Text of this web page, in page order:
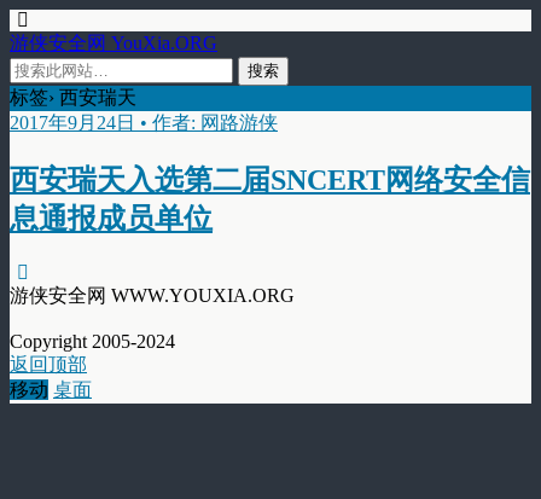
游侠安全网 YouXia.ORG
标签› 西安瑞天
2017年9月24日 • 作者: 网路游侠
西安瑞天入选第二届SNCERT网络安全信
息通报成员单位
游侠安全网 WWW.YOUXIA.ORG
Copyright 2005-2024
返回顶部
移动 桌面